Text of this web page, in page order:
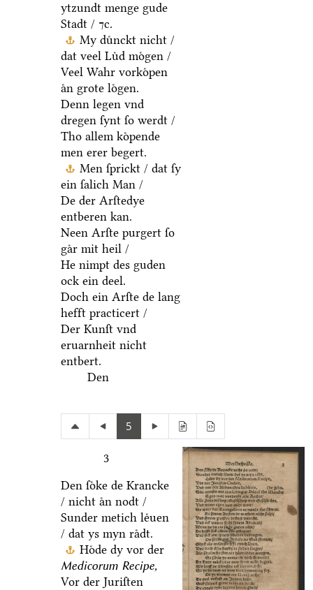
ytzundt menge gude
Stadt / ⁊c.
My duͤnckt nicht /
dat veel Luͤd moͤgen /
Veel Wahr vorkoͤpen
aͤn grote loͤgen.
Denn legen vnd
dregen ſynt ſo werdt /
Tho allem koͤpende
men erer begert.
Men ſprickt / dat ſy
ein ſalich Man /
De der Arſtedye
entberen kan.
Neen Arſte purgert ſo
gaͤr mit heil /
He nimpt des guden
ock ein deel.
Doch ein Arſte de lang
hefft practicert /
Der Kunſt vnd
eruarnheit nicht
entbert.
Den
5
3
Den ſoͤke de Krancke
/ nicht aͤn nodt /
Sunder metich leͤuen
/ dat ys myn raͤdt.
Hoͤde dy vor der
Medicorum Recipe,
Vor der Juriſten